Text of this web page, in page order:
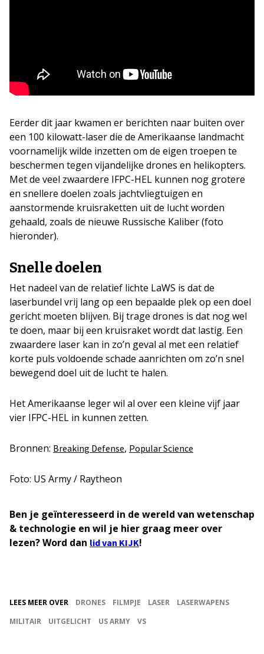
Eerder dit jaar kwamen er berichten naar buiten over
een 100 kilowatt-laser die de Amerikaanse landmacht
voornamelijk wilde inzetten om de eigen troepen te
beschermen tegen vijandelijke drones en helikopters.
Met de veel zwaardere IFPC-HEL kunnen nog grotere
en snellere doelen zoals jachtvliegtuigen en
aanstormende kruisraketten uit de lucht worden
gehaald, zoals de nieuwe Russische Kaliber (foto
hieronder).
Snelle doelen
Het nadeel van de relatief lichte LaWS is dat de
laserbundel vrij lang op een bepaalde plek op een doel
gericht moeten blijven. Bij trage drones is dat nog wel
te doen, maar bij een kruisraket wordt dat lastig. Een
zwaardere laser kan in zo’n geval al met een relatief
korte puls voldoende schade aanrichten om zo’n snel
bewegend doel uit de lucht te halen.
Het Amerikaanse leger wil al over een kleine vijf jaar
vier IFPC-HEL in kunnen zetten.
Bronnen: Breaking Defense, Popular Science
Foto: US Army / Raytheon
Ben je geïnteresseerd in de wereld van wetenschap
& technologie en wil je hier graag meer over
lezen? Word dan lid van KIJK!
LEES MEER OVER DRONES FILMPJE LASER
LASERWAPENS
MILITAIR
UITGELICHT US ARMY VS